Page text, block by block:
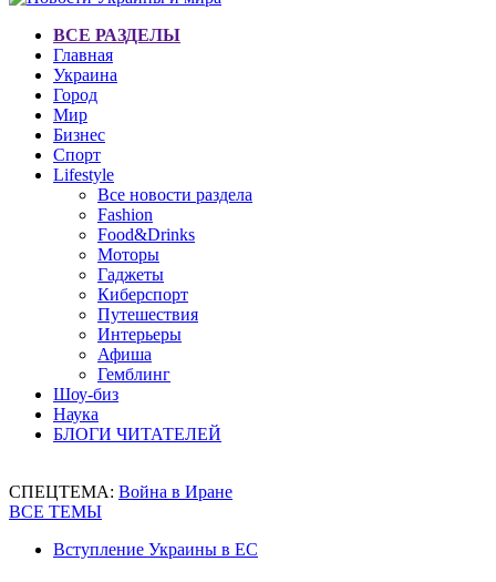
ВСЕ РАЗДЕЛЫ
Главная
Украина
Город
Мир
Бизнес
Спорт
Lifestyle
Все новости раздела
Fashion
Food&Drinks
Моторы
Гаджеты
Киберспорт
Путешествия
Интерьеры
Афиша
Гемблинг
Шоу-биз
Наука
БЛОГИ ЧИТАТЕЛЕЙ
СПЕЦТЕМА: Война в Иране
ВСЕ ТЕМЫ
Вступление Украины в ЕС